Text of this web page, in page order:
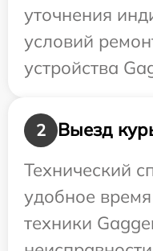
уточнения
условий
устройства
2
Выезд
Технический
удобное
техники